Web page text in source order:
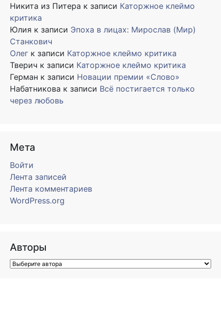
Никита из Питера к записи Каторжное клеймо
критика
Юлия к записи Эпоха в лицах: Мирослав (Мир)
Станкович
Олег к записи Каторжное клеймо критика
Тверич к записи Каторжное клеймо критика
Герман к записи Новации премии «Слово»
Набатникова к записи Всё постигается только
через любовь
Мета
Войти
Лента записей
Лента комментариев
WordPress.org
Авторы